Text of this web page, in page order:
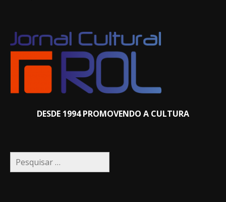
DESDE 1994 PROMOVENDO A CULTURA
Pesquisar
por: